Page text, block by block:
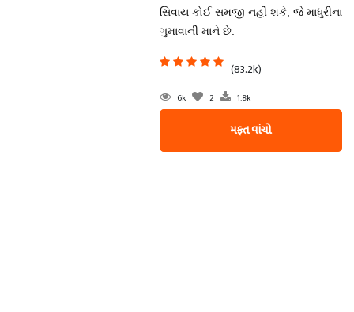
સિવાય કોઈ સમજી નહીં શકે, જે માધુરીના
ગુમાવાની માને છે.
(83.2k)
6k 2 1.8k
મફત વાંચો